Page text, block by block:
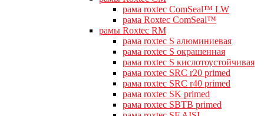
рама roxtec ComSeal™ LW
рама Roxtec ComSeal™
рамы Roxtec RM
рама roxtec S алюминиевая
рама roxtec S окрашенная
рама roxtec S кислотоустойчивая
рама roxtec SRC r20 primed
рама roxtec SRC r40 primed
рама roxtec SK primed
рама roxtec SBTB primed